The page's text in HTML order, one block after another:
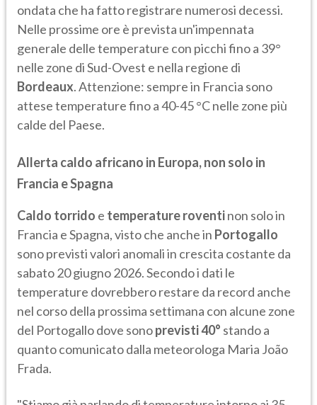
ondata che ha fatto registrare numerosi decessi.
Nelle prossime ore è prevista un'impennata
generale delle temperature con picchi fino a 39°
nelle zone di Sud-Ovest e nella regione di
Bordeaux. Attenzione: sempre in Francia sono
attese temperature fino a 40-45 °C nelle zone più
calde del Paese.
Allerta caldo africano in Europa, non solo in
Francia e Spagna
Caldo torrido e temperature roventinon solo in
Francia e Spagna, visto che anche in Portogallo
sono previsti valori anomali in crescita costante da
sabato 20 giugno 2026. Secondo i dati le
temperature dovrebbero restare da record anche
nel corso della prossima settimana con alcune zone
del Portogallo dove sonoprevisti 40° stando a
quanto comunicato dalla meteorologa Maria João
Frada.